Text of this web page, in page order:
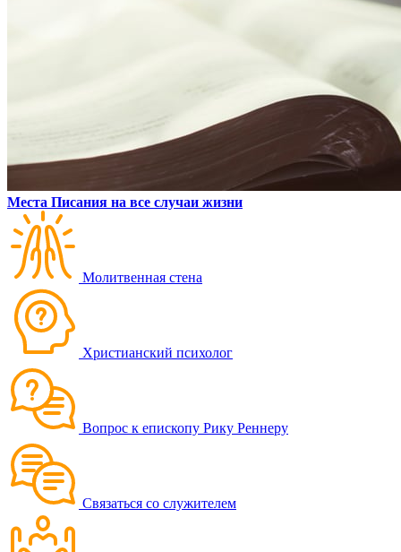
Места Писания на все случаи жизни
Молитвенная стена
Христианский психолог
Вопрос к епископу Рику Реннеру
Связаться со служителем